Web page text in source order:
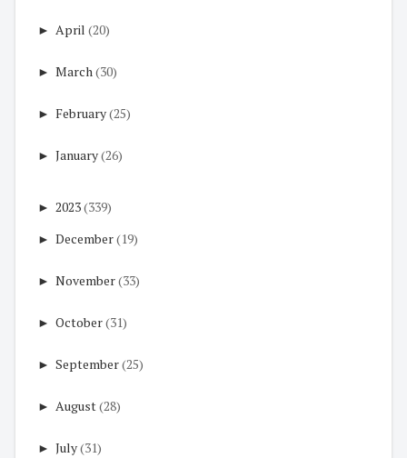
► April (20)
► March(30)
► February(25)
► January(26)
► 2023(339)
► December(19)
► November(33)
► October(31)
► September(25)
► August(28)
► July(31)